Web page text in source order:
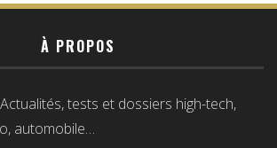
À PROPOS
tests et dossiers high-tech,
automobile…